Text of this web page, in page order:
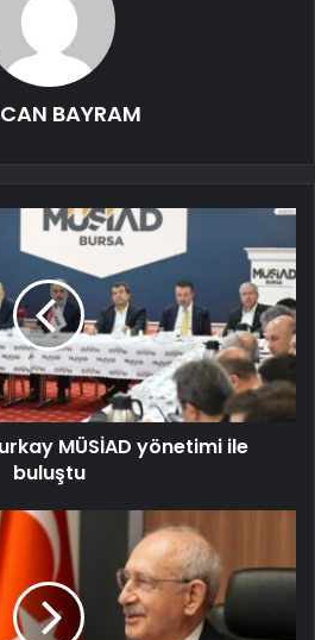
BAYRAM
MÜSİAD yönetimi ile
buluştu